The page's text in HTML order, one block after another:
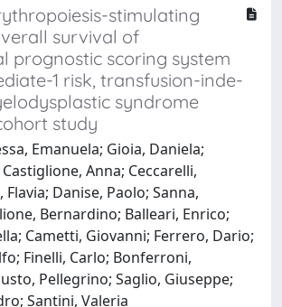
stimulating
survival of
prognostic scoring system
1 risk, transfusion-inde-
syndrome
study
Emanuela; Gioia, Daniela;
Anna; Ceccarelli,
Flavia; Danise, Paolo; Sanna,
Bernardino; Balleari, Enrico;
Cametti, Giovanni; Ferrero, Dario;
Finelli, Carlo; Bonferroni,
Pellegrino; Saglio, Giuseppe;
Santini, Valeria